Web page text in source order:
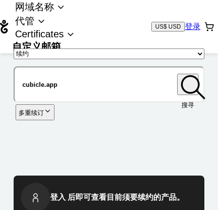
网域名称
代管
Certificates
自定义邮箱
US$ USD 登录
搜寻
多重续订
登入 后即可查看目前须要续约的产品。